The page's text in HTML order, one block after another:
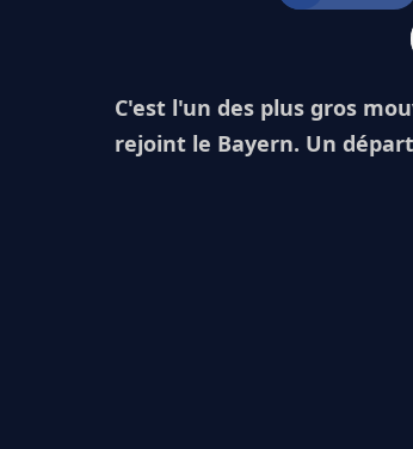
C'est l'un des plus gros
rejoint le Bayern. Un